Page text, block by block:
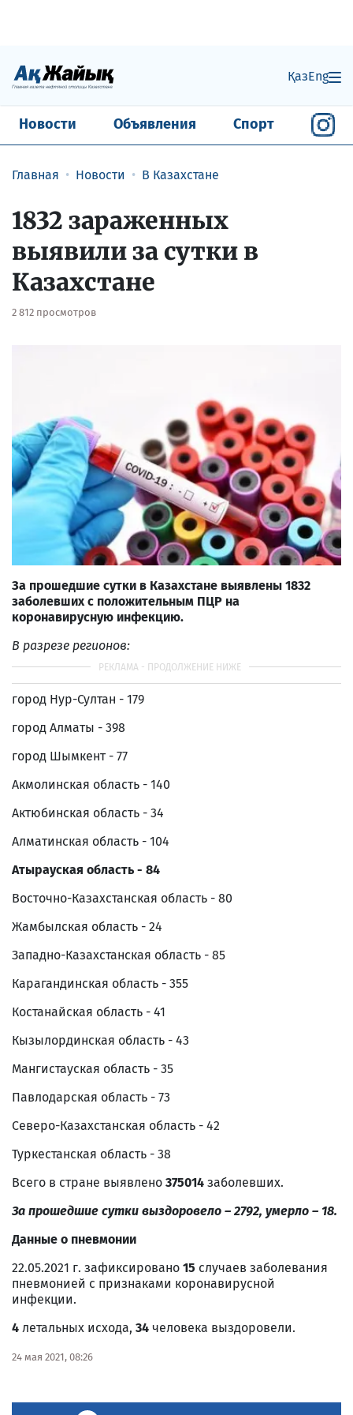
ҚазEng
Новости Объявления Спорт
Главная Новости В Казахстане
1832 зараженных
выявили за сутки в
Казахстане
2 812 просмотров
За прошедшие сутки в Казахстане выявлены 1832
заболевших с положительным ПЦР на
коронавирусную инфекцию.
В разрезе регионов:
город Нур-Султан - 179
город Алматы - 398
город Шымкент - 77
Акмолинская область - 140
Актюбинская область - 34
Алматинская область - 104
Атырауская область - 84
Восточно-Казахстанская область - 80
Жамбылская область - 24
Западно-Казахстанская область - 85
Карагандинская область - 355
Костанайская область - 41
Кызылординская область - 43
Мангистауская область - 35
Павлодарская область - 73
Северо-Казахстанская область - 42
Туркестанская область - 38
Всего в стране выявлено 375014 заболевших.
За прошедшие сутки выздоровело – 2792, умерло – 18.
Данные о пневмонии
22.05.2021 г. зафиксировано 15 случаев заболевания
пневмонией с признаками коронавирусной
инфекции.
4 летальных исхода, 34 человека выздоровели.
24 мая 2021, 08:26